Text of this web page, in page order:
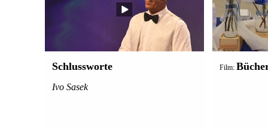
Schlussworte
Ivo Sasek
Film: